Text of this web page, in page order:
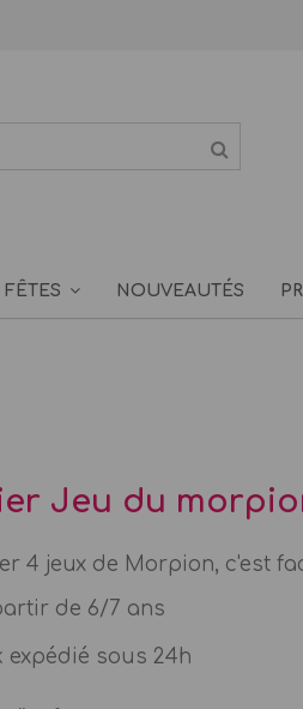
FÊTES NOUVEAUTÉS
Jeu du
4 jeux de Morpion, c'est
de 6/7 ans
expédié sous 24h